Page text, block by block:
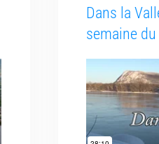
Dans la
semaine